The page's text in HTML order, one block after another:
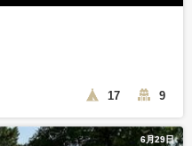
17 9
6月29日